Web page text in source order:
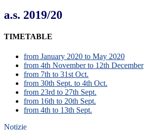
a.s. 2019/20
TIMETABLE
from January 2020 to May 2020
from 4th November to 12th December
from 7th to 31st Oct.
from 30th Sept. to 4th Oct.
from 23rd to 27th Sept.
from 16th to 20th Sept.
from 4th to 13th Sept.
Notizie